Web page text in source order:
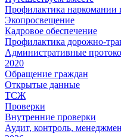
Профилактика наркомании
Экопросвещение
Кадровое обеспечение
Профилактика дорожно-
Административные
2020
Обращение граждан
Открытые данные
ТСЖ
Проверки
Внутренние проверки
Аудит, контроль,